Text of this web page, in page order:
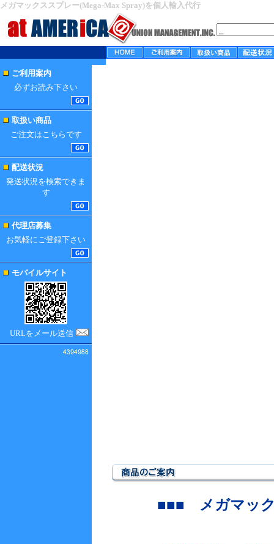
メガマックススプレー(Mega-Max Spray)を個人輸入代行
ご利用案内
必ずお読み下さい
取扱い商品
ご注文はこちらです
配送状況
発送状況を検索できま
す
代理店募集
お気軽にご登録下さい
モバイルサイト
URLをメール送信
■■■ メガマッ